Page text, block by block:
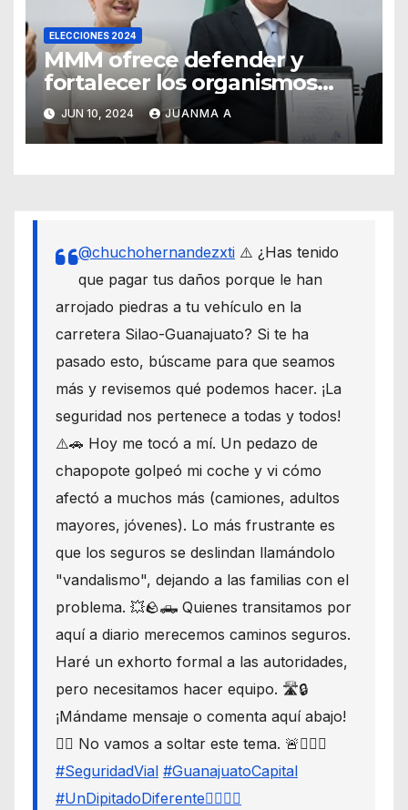
ELECCIONES 2024
MMM ofrece defender y
fortalecer los organismos
autónomos desde el Senado
JUN 10, 2024 JUANMA A
@chuchohernandezxti ⚠️ ¿Has tenido
que pagar tus daños porque le han
arrojado piedras a tu vehículo en la
carretera Silao-Guanajuato? Si te ha
pasado esto, búscame para que seamos
más y revisemos qué podemos hacer. ¡La
seguridad nos pertenece a todas y todos!
⚠️🚗 Hoy me tocó a mí. Un pedazo de
chapopote golpeó mi coche y vi cómo
afectó a muchos más (camiones, adultos
mayores, jóvenes). Lo más frustrante es
que los seguros se deslindan llamándolo
"vandalismo", dejando a las familias con el
problema. 💥🪨🛻 Quienes transitamos por
aquí a diario merecemos caminos seguros.
Haré un exhorto formal a las autoridades,
pero necesitamos hacer equipo. 🛣️🔒
¡Mándame mensaje o comenta aquí abajo!
👇🏼 No vamos a soltar este tema. 🚨🙋🏾‍♂️
#SeguridadVial #GuanajuatoCapital
#UnDipitadoDiferente🙋🏽‍♂️⚖️